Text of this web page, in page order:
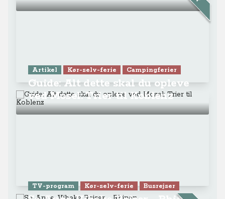
Artikel Kør-selv-ferie Campingferier
Guide: Alt dette skal du opleve
ved Mosel: Trier til Koblenz
TV-program Kør-selv-ferie Busrejser